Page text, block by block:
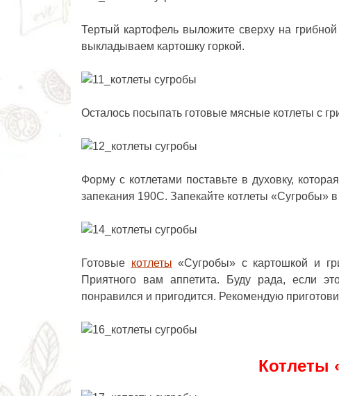
Тертый картофель выложите сверху на
выкладываем картошку горкой.
Осталось посыпать готовые мясные котлеты с
Форму с котлетами поставьте в духовку,
запекания 190С. Запекайте котлеты «Сугробы»
Готовые котлеты «Сугробы» с картошкой и
Приятного вам аппетита. Буду рада, если
понравился и пригодится. Рекомендую
Котлеты